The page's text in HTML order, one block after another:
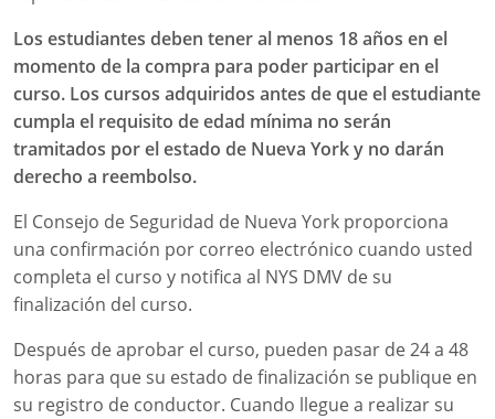
Los estudiantes deben tener al menos 18 años en el
momento de la compra para poder participar en el
curso. Los cursos adquiridos antes de que el estudiante
cumpla el requisito de edad mínima no serán
tramitados por el estado de Nueva York y no darán
derecho a reembolso.
El Consejo de Seguridad de Nueva York proporciona
una confirmación por correo electrónico cuando usted
completa el curso y notifica al NYS DMV de su
finalización del curso.
Después de aprobar el curso, pueden pasar de 24 a 48
horas para que su estado de finalización se publique en
su registro de conductor. Cuando llegue a realizar su